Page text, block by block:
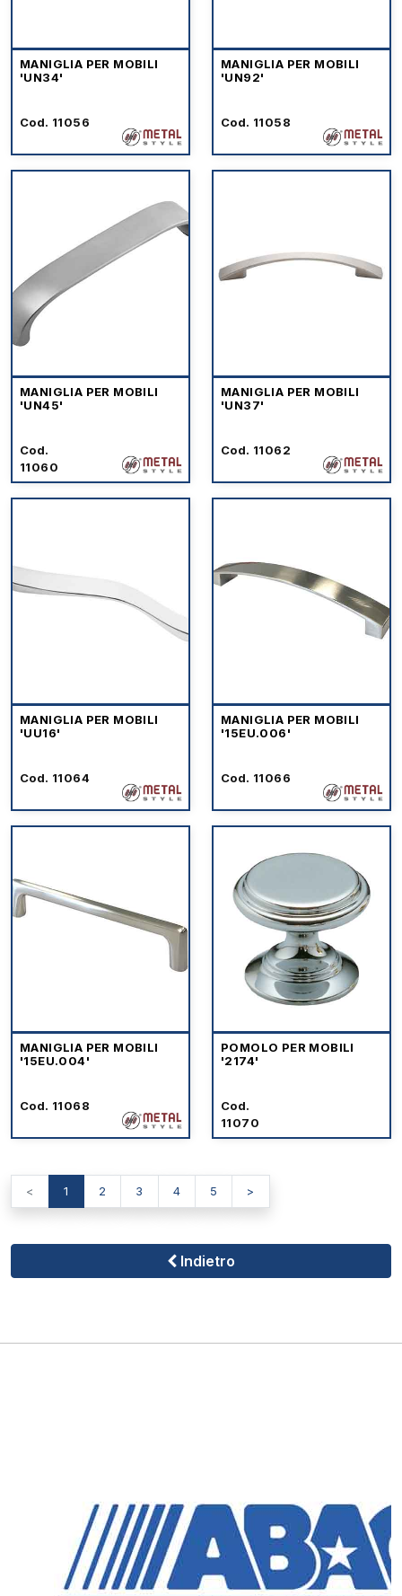
Indietro
MANIGLIA PER MOBILI
'UN34'
Cod. 11056
MANIGLIA PER MOBILI
'UN92'
Cod. 11058
MANIGLIA PER MOBILI
'UN45'
Cod.
11060
MANIGLIA PER MOBILI
'UN37'
Cod. 11062
MANIGLIA PER MOBILI
'UU16'
Cod. 11064
MANIGLIA PER MOBILI
'15EU.006'
Cod. 11066
MANIGLIA PER MOBILI
'15EU.004'
Cod. 11068
POMOLO PER MOBILI
'2174'
Cod.
11070
< 1 2 3 4 5 >